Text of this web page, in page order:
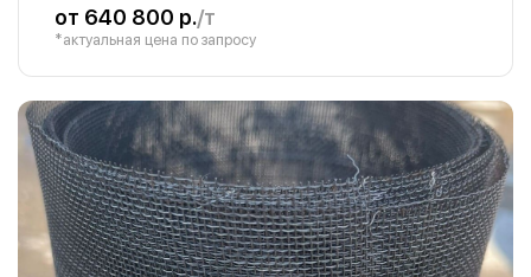
от 640 800 р./т
*актуальная цена по запросу